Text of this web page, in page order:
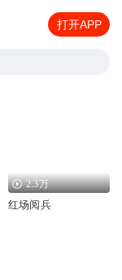
打开APP
2.3万
红场阅兵